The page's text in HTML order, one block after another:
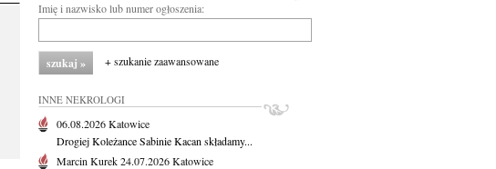
Imię i nazwisko lub numer ogłoszenia:
+ szukanie zaawansowane
INNE NEKROLOGI
06.08.2026Katowice
Drogiej Koleżance Sabinie Kacan składamy...
Marcin Kurek24.07.2026Katowice